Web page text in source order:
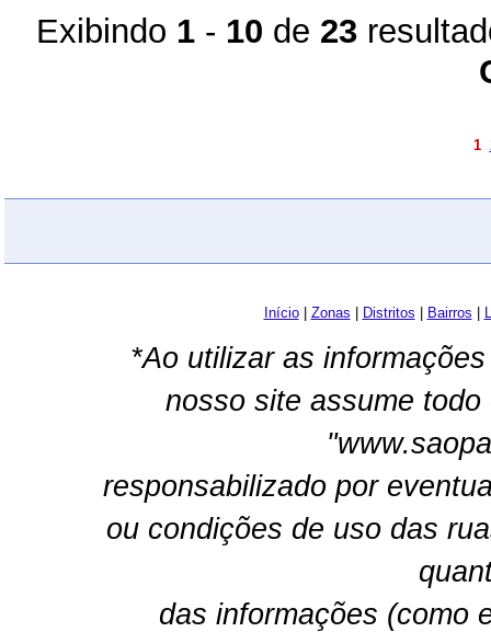
Exibindo 1- 10 de 23
1
Início| Zonas Distritos Bairros
*Ao utilizar as
nosso site assume
responsabilizado por
ou condições de uso das
das informações (como